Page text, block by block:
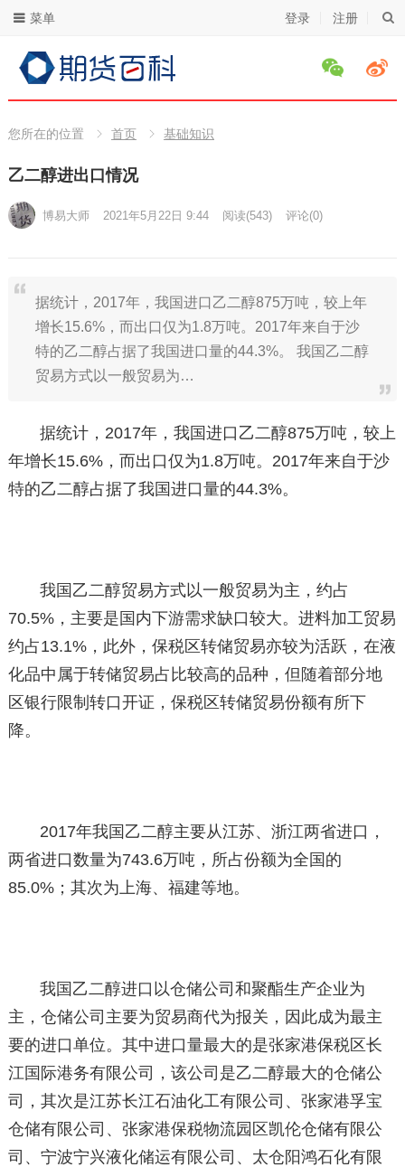
登录 注册
菜单
您所在的位置 首页 基础知识
乙二醇进出口情况
博易大师 2021年5月22日 9:44 阅读(543) 评论(0)
据统计，2017年，我国进口乙二醇875万吨，较上年
增长15.6%，而出口仅为1.8万吨。2017年来自于沙
特的乙二醇占据了我国进口量的44.3%。 我国乙二醇
贸易方式以一般贸易为…
据统计，2017年，我国进口乙二醇875万吨，较上
年增长15.6%，而出口仅为1.8万吨。2017年来自于沙
特的乙二醇占据了我国进口量的44.3%。
我国乙二醇贸易方式以一般贸易为主，约占
70.5%，主要是国内下游需求缺口较大。进料加工贸易
约占13.1%，此外，保税区转储贸易亦较为活跃，在液
化品中属于转储贸易占比较高的品种，但随着部分地
区银行限制转口开证，保税区转储贸易份额有所下
降。
2017年我国乙二醇主要从江苏、浙江两省进口，
两省进口数量为743.6万吨，所占份额为全国的
85.0%；其次为上海、福建等地。
我国乙二醇进口以仓储公司和聚酯生产企业为
主，仓储公司主要为贸易商代为报关，因此成为最主
要的进口单位。其中进口量最大的是张家港保税区长
江国际港务有限公司，该公司是乙二醇最大的仓储公
司，其次是江苏长江石油化工有限公司、张家港孚宝
仓储有限公司、张家港保税物流园区凯伦仓储有限公
司、宁波宁兴液化储运有限公司、太仓阳鸿石化有限